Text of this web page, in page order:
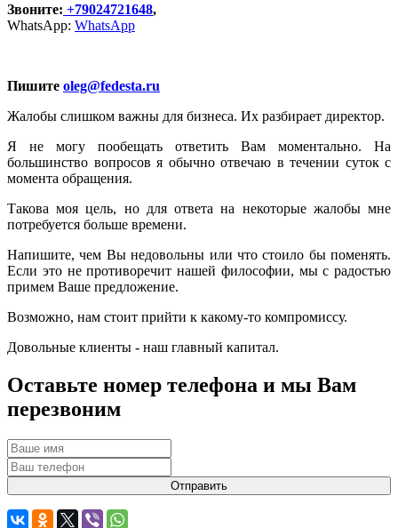
Звоните: +79024721648,
WhatsApp: WhatsApp
Пишите oleg@fedesta.ru
Жалобы слишком важны для бизнеса. Их разбирает директор.
Я не могу пообещать ответить Вам моментально. На
большинство вопросов я обычно отвечаю в течении суток с
момента обращения.
Такова моя цель, но для ответа на некоторые жалобы мне
потребуется больше времени.
Напишите, чем Вы недовольны или что стоило бы поменять.
Если это не противоречит нашей философии, мы с радостью
примем Ваше предложение.
Возможно, нам стоит прийти к какому-то компромиссу.
Довольные клиенты - наш главный капитал.
Оставьте номер телефона и мы Вам
перезвоним